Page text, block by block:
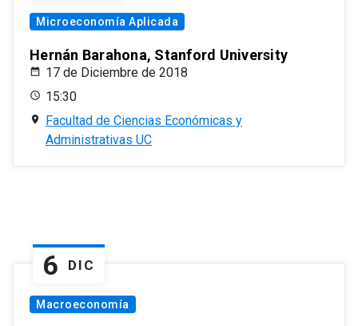
Microeconomía Aplicada
Hernán Barahona, Stanford University
17 de Diciembre de 2018
15:30
Facultad de Ciencias Económicas y
Administrativas UC
6 DIC
Macroeconomía